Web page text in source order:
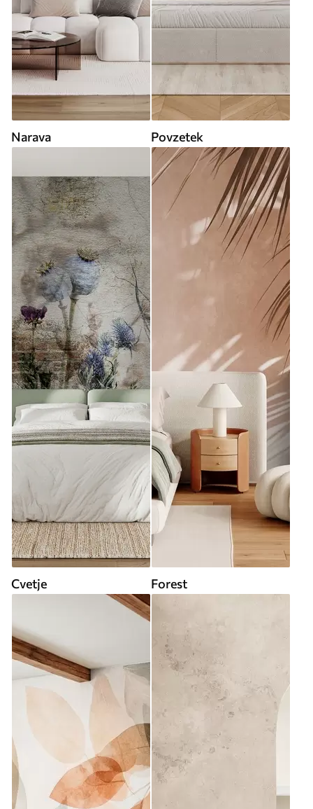
Narava Povzetek
Cvetje Forest